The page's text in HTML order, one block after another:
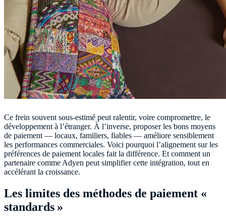
Ce frein souvent sous-estimé peut ralentir, voire compromettre, le
développement à l’étranger. À l’inverse, proposer les bons moyens
de paiement — locaux, familiers, fiables — améliore sensiblement
les performances commerciales. Voici pourquoi l’alignement sur les
préférences de paiement locales fait la différence. Et comment un
partenaire comme Adyen peut simplifier cette intégration, tout en
accélérant la croissance.
Les limites des méthodes de paiement «
standards »